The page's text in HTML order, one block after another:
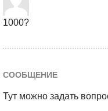
1000?
СООБЩЕНИЕ
Тут можно задать